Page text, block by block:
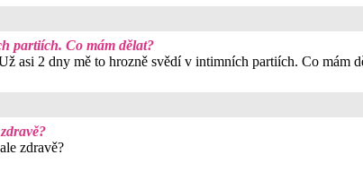
partiích. Co mám dělat?
asi 2 dny mě to hrozně svědí v intimních partiích. Co mám
zdravě?